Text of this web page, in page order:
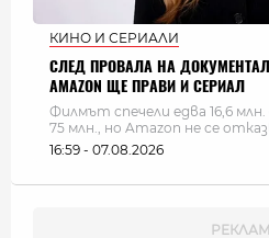
КИНО И СЕРИАЛИ
СЛЕД ПРОВАЛА НА
AMAZON ЩЕ ПРАВИ И СЕРИАЛ
Филмът спечели едва 16,6
75 млн., но Amazon не се
16:59 - 07.08.2026